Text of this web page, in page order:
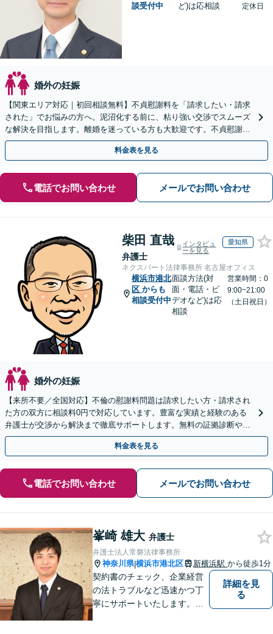
談受付中
ど)は応相談
定休日
婚外の妊娠
【関東エリア対応｜初回相談無料】不貞慰謝料を「請求したい・請求
された」でお悩みの方へ。泥沼化する前に、粘り強い交渉でスムーズ
な解決を目指します。離婚を迷っている方も大歓迎です。不貞慰謝料
請求に強い弁護士にお任せください！【夜間や休日相談可】
料金表を見る
電話でお問い合わせ メールでお問い合わせ
柴田 直哉
弁護士
インタビュ
ーを見る
愛知県
ネクスパート法律事務所 名古屋オフィス
横浜市港北
区 からも
相談受付中
面談方法(対
面・電話・ビ
デオなど)は応
相談
営業時間：0
9:00~21:00
（土日祝日）
婚外の妊娠
【来所不要／全国対応】不倫の慰謝料問題は請求したい方・請求され
た方の双方に相談料0円で対応しています。豊富な実績と経験のある
弁護士が交渉から解決まで徹底サポートします。無料の証拠診断や着
手金の返還保証もありますので安心してご相談ください。
料金表を見る
電話でお問い合わせ メールでお問い合わせ
峯崎 雄大 弁護士
弁護士法人常磐法律事務所
神奈川県|横浜市港北区 新横浜駅 から徒歩1分
契約書のチェック、企業経営
の法トラブルなど迅速かつ丁
寧にサポートいたします。ど
詳細を見
る